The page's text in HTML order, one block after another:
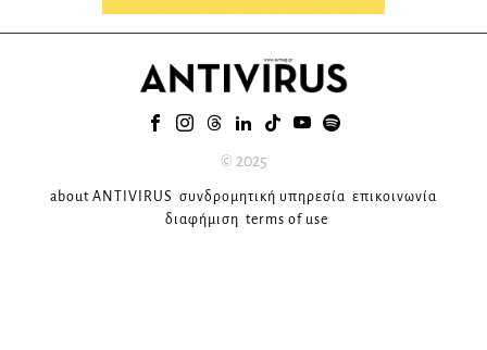
© 2025
about ANTIVIRUS συνδρομητική υπηρεσία επικοινωνία
διαφήμιση terms of use